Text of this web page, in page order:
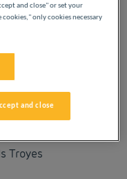
région Grand Est, avec
Troyes
and close" or set your
only cookies necessary
and close